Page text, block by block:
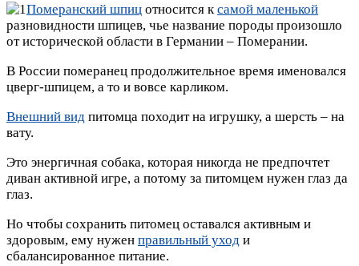
Померанский шпиц относится к самой маленькой
разновидности шпицев, чье название породы произошло
от исторической области в Германии – Померании.
В России померанец продолжительное время именовался
цверг-шпицем, а то и вовсе карликом.
Внешний вид питомца походит на игрушку, а шерсть – на
вату.
Это энергичная собака, которая никогда не предпочтет
диван активной игре, а потому за питомцем нужен глаз да
глаз.
Но чтобы сохранить питомец оставался активным и
здоровым, ему нужен правильный уход и
сбалансированное питание.